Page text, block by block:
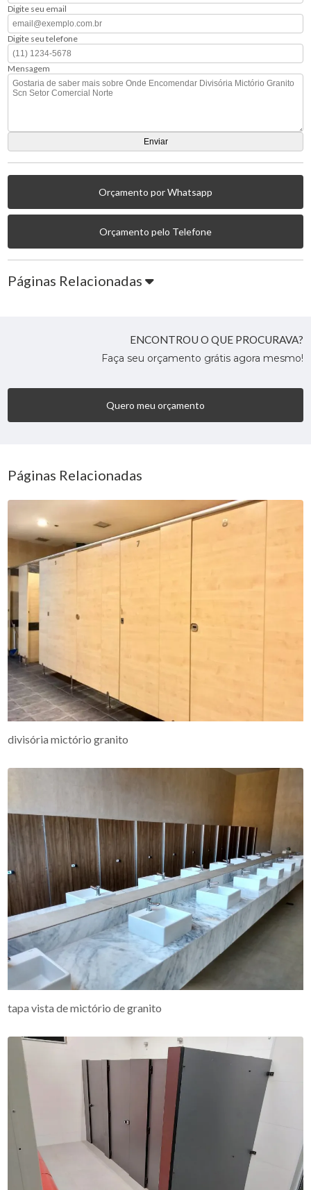
Digite seu email
Digite seu telefone
Mensagem
Orçamento por Whatsapp
Orçamento pelo Telefone
Páginas Relacionadas
ENCONTROU O QUE PROCURAVA?
Faça seu orçamento grátis agora mesmo!
Quero meu orçamento
Páginas Relacionadas
divisória mictório granito
tapa vista de mictório de granito